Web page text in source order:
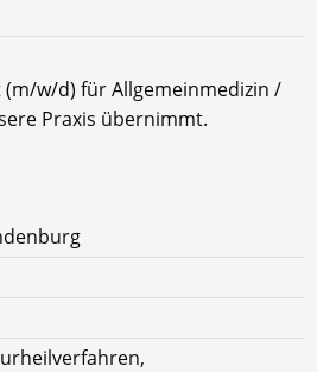
(m/w/d) für Allgemeinmedizin /
Praxis übernimmt.